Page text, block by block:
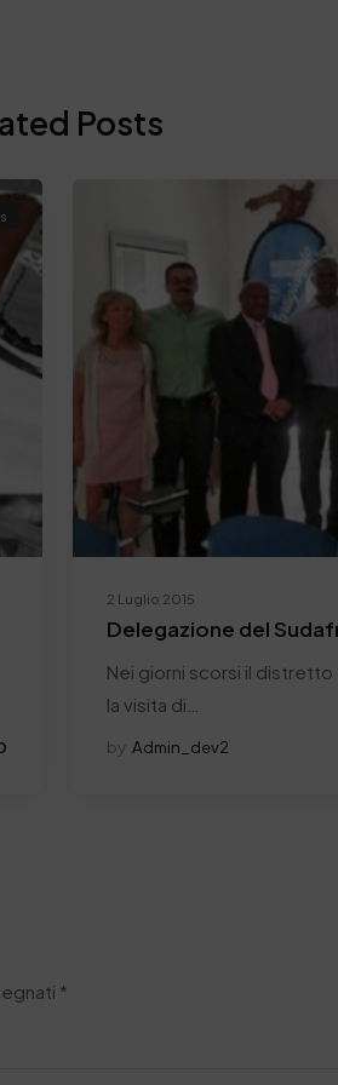
Posts
2 Luglio 2015
Delegazione del
Nei giorni scorsi il
la visita di…
by Admin_dev2
*